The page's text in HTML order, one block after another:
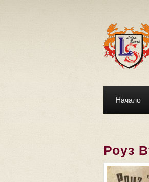
Начало
Роуз